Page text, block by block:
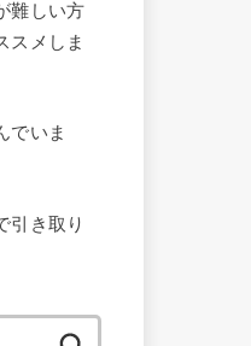
難しい方
スメしま
でいま
引き取り